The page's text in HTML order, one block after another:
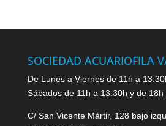
SOCIEDAD ACUARIOFILA
De Lunes a Viernes de 11h a
Sábados de 11h a 13:30h y de 18h
C/ San Vicente Mártir, 128 bajo